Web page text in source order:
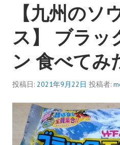
【九州のソ
ス】 ブラッ
ン 食べてみ
投稿日: 2021年9月22日 投稿者: